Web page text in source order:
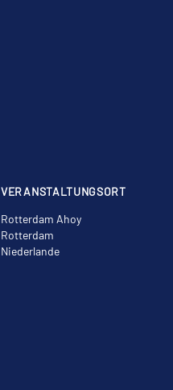
VERANSTALTUNGSORT
Rotterdam Ahoy
Rotterdam
Niederlande